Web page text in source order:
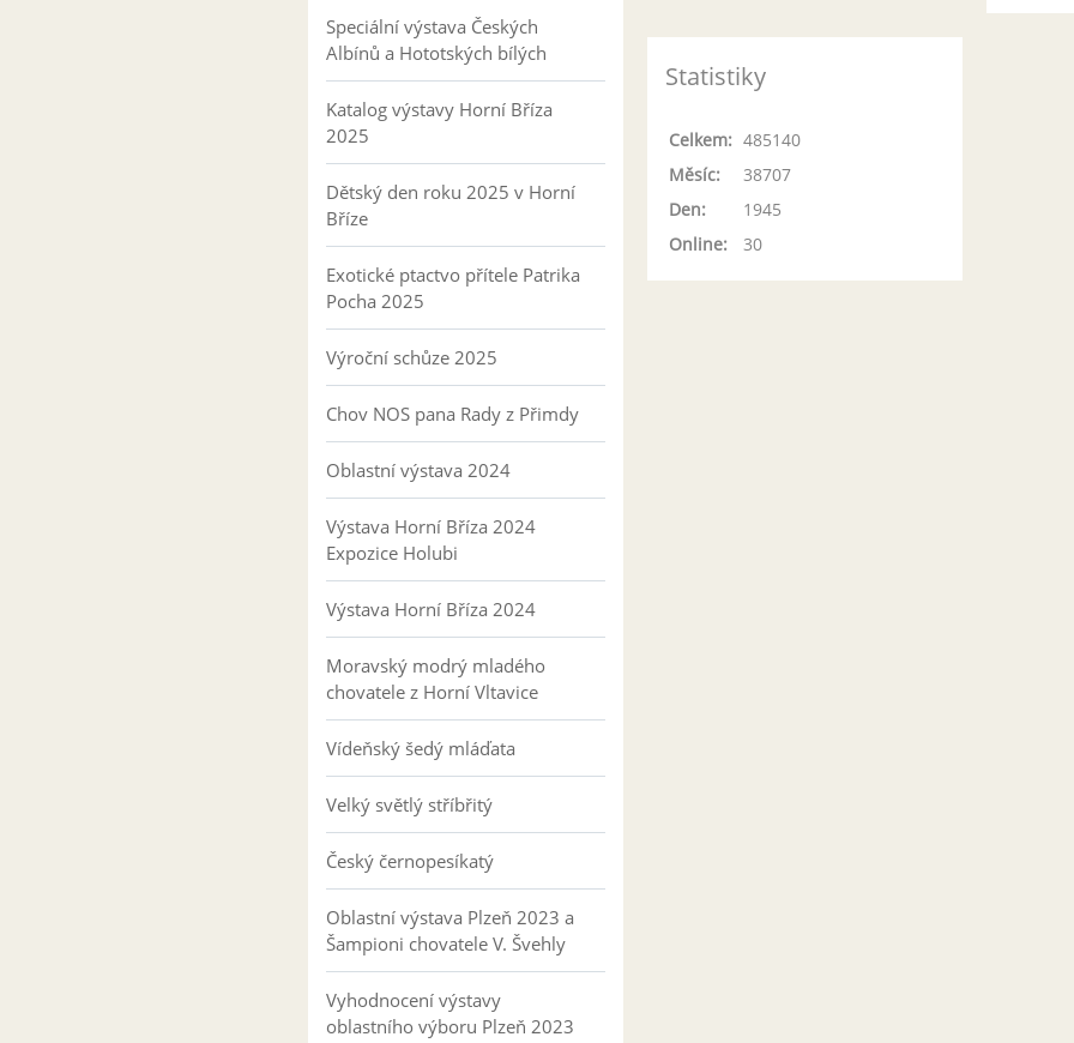
Speciální výstava Českých
Albínů a Hototských bílých
Katalog výstavy Horní Bříza
2025
Dětský den roku 2025 v Horní
Bříze
Exotické ptactvo přítele Patrika
Pocha 2025
Výroční schůze 2025
Chov NOS pana Rady z Přimdy
Oblastní výstava 2024
Výstava Horní Bříza 2024
Expozice Holubi
Výstava Horní Bříza 2024
Moravský modrý mladého
chovatele z Horní Vltavice
Vídeňský šedý mláďata
Velký světlý stříbřitý
Český černopesíkatý
Oblastní výstava Plzeň 2023 a
Šampioni chovatele V. Švehly
Vyhodnocení výstavy
oblastního výboru Plzeň 2023
Statistiky
Online: 30
Celkem: 485140
Měsíc:
38707
Den:
1945